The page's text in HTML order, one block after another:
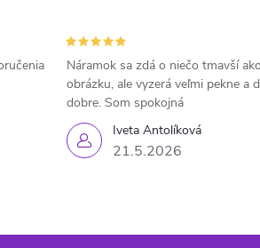
Iveta Antolíková
21.5.2026
Náramok sa zdá o niečo tmavší
obrázku, ale vyzerá veľmi pekne a
dobre. Som spokojná